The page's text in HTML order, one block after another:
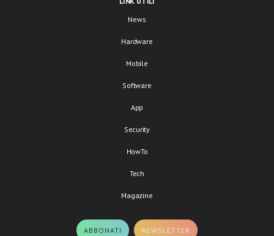
News
Hardware
Mobile
Software
App
Security
HowTo
Tech
Magazine
ABBONATI NEWSLETTER